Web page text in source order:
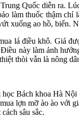
Quốc diễn ra.
làm thuốc thậm
xuống ao hồ, biển.
lá điều khô. Giá
này làm ảnh
thòi vẫn là nông
Bách khoa Hà
lợn mỡ ào ào
sâu sắc.